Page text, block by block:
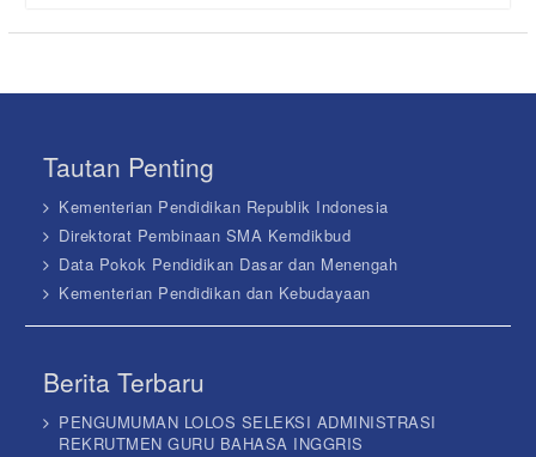
Tautan Penting
Kementerian Pendidikan Republik Indonesia
Direktorat Pembinaan SMA Kemdikbud
Data Pokok Pendidikan Dasar dan Menengah
Kementerian Pendidikan dan Kebudayaan
Berita Terbaru
PENGUMUMAN LOLOS SELEKSI ADMINISTRASI
REKRUTMEN GURU BAHASA INGGRIS